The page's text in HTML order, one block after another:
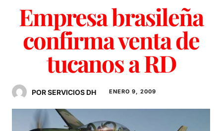
Empresa brasileña
confirma venta de
tucanos a RD
POR SERVICIOS DH ENERO 9, 2009